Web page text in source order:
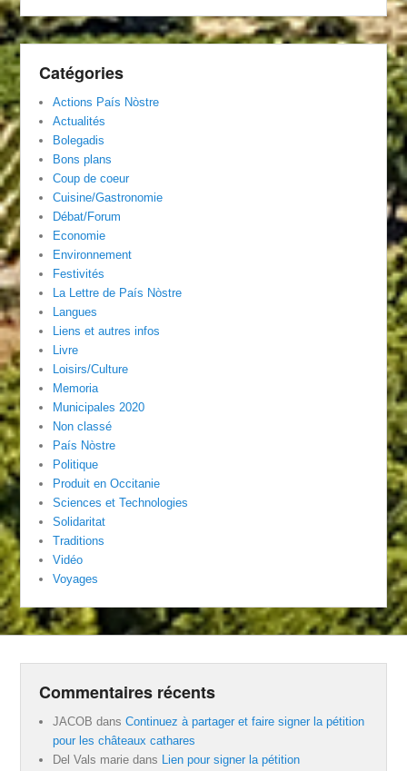
Catégories
Actions País Nòstre
Actualités
Bolegadis
Bons plans
Coup de coeur
Cuisine/Gastronomie
Débat/Forum
Economie
Environnement
Festivités
La Lettre de País Nòstre
Langues
Liens et autres infos
Livre
Loisirs/Culture
Memoria
Municipales 2020
Non classé
País Nòstre
Politique
Produit en Occitanie
Sciences et Technologies
Solidaritat
Traditions
Vidéo
Voyages
Commentaires récents
JACOB dansContinuez à partager et faire signer la pétition
pour les châteaux cathares
Del Vals marie dans Lien pour signer la pétition